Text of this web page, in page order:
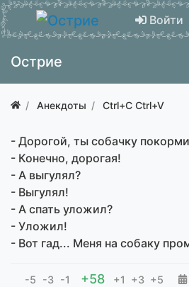
Войти
Острие
Анекдоты Ctrl+C Ctrl+V
- Дорогой, ты собачку
- Конечно, дорогая!
- А выгулял?
- Выгулял!
- А спать уложил?
- Уложил!
- Вот гад... Меня на собаку
-5 -3 -1 +58 +1 +3 +5